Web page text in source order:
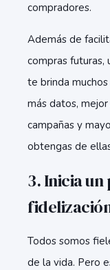
compradores.
Además de
compras futuras,
te brinda
más datos,
campañas y
obtengas de
3. Inicia
Todos somos
de la vida. Pero